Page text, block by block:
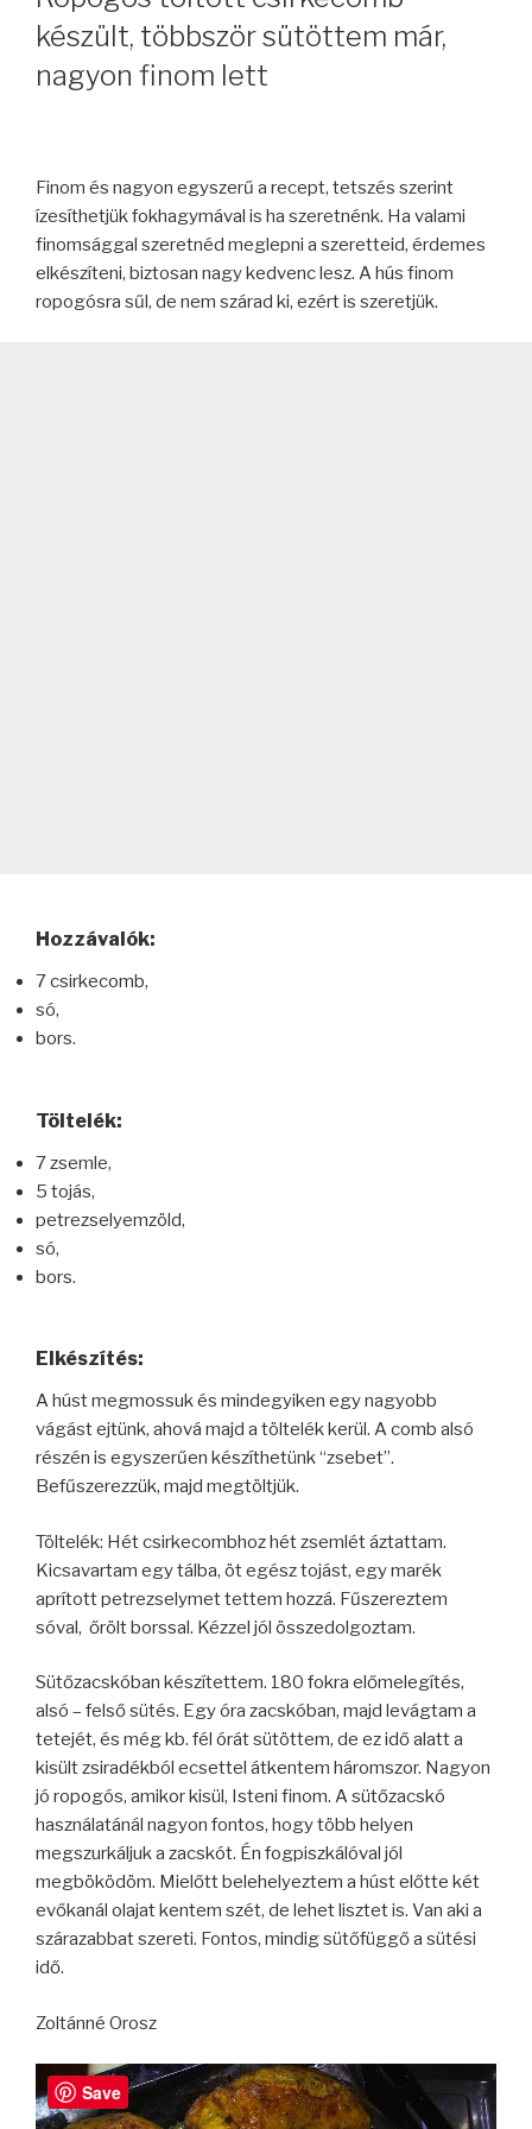
készült, többször sütöttem már,
nagyon finom lett
Finom és nagyon egyszerű a recept, tetszés szerint
ízesíthetjük fokhagymával is ha szeretnénk. Ha valami
finomsággal szeretnéd meglepni a szeretteid, érdemes
elkészíteni, biztosan nagy kedvenc lesz. A hús finom
ropogósra sűl, de nem szárad ki, ezért is szeretjük.
Hozzávalók:
7 csirkecomb,
só,
bors.
Töltelék:
7 zsemle,
5 tojás,
petrezselyemzöld,
só,
bors.
Elkészítés:
A húst megmossuk és mindegyiken egy nagyobb
vágást ejtünk, ahová majd a töltelék kerül. A comb alsó
részén is egyszerűen készíthetünk “zsebet”.
Befűszerezzük, majd megtöltjük.
Töltelék: Hét csirkecombhoz hét zsemlét áztattam.
Kicsavartam egy tálba, öt egész tojást, egy marék
aprított petrezselymet tettem hozzá. Fűszereztem
sóval, őrölt borssal. Kézzel jól összedolgoztam.
Sütőzacskóban készítettem. 180 fokra előmelegítés,
alsó – felső sütés. Egy óra zacskóban, majd levágtam a
tetejét, és még kb. fél órát sütöttem, de ez idő alatt a
kisült zsiradékból ecsettel átkentem háromszor. Nagyon
jó ropogós, amikor kisül, Isteni finom. A sütőzacskó
használatánál nagyon fontos, hogy több helyen
megszurkáljuk a zacskót. Én fogpiszkálóval jól
megböködöm. Mielőtt belehelyeztem a húst előtte két
evőkanál olajat kentem szét, de lehet lisztet is. Van aki a
szárazabbat szereti. Fontos, mindig sütőfüggő a sütési
idő.
Zoltánné Orosz
Save